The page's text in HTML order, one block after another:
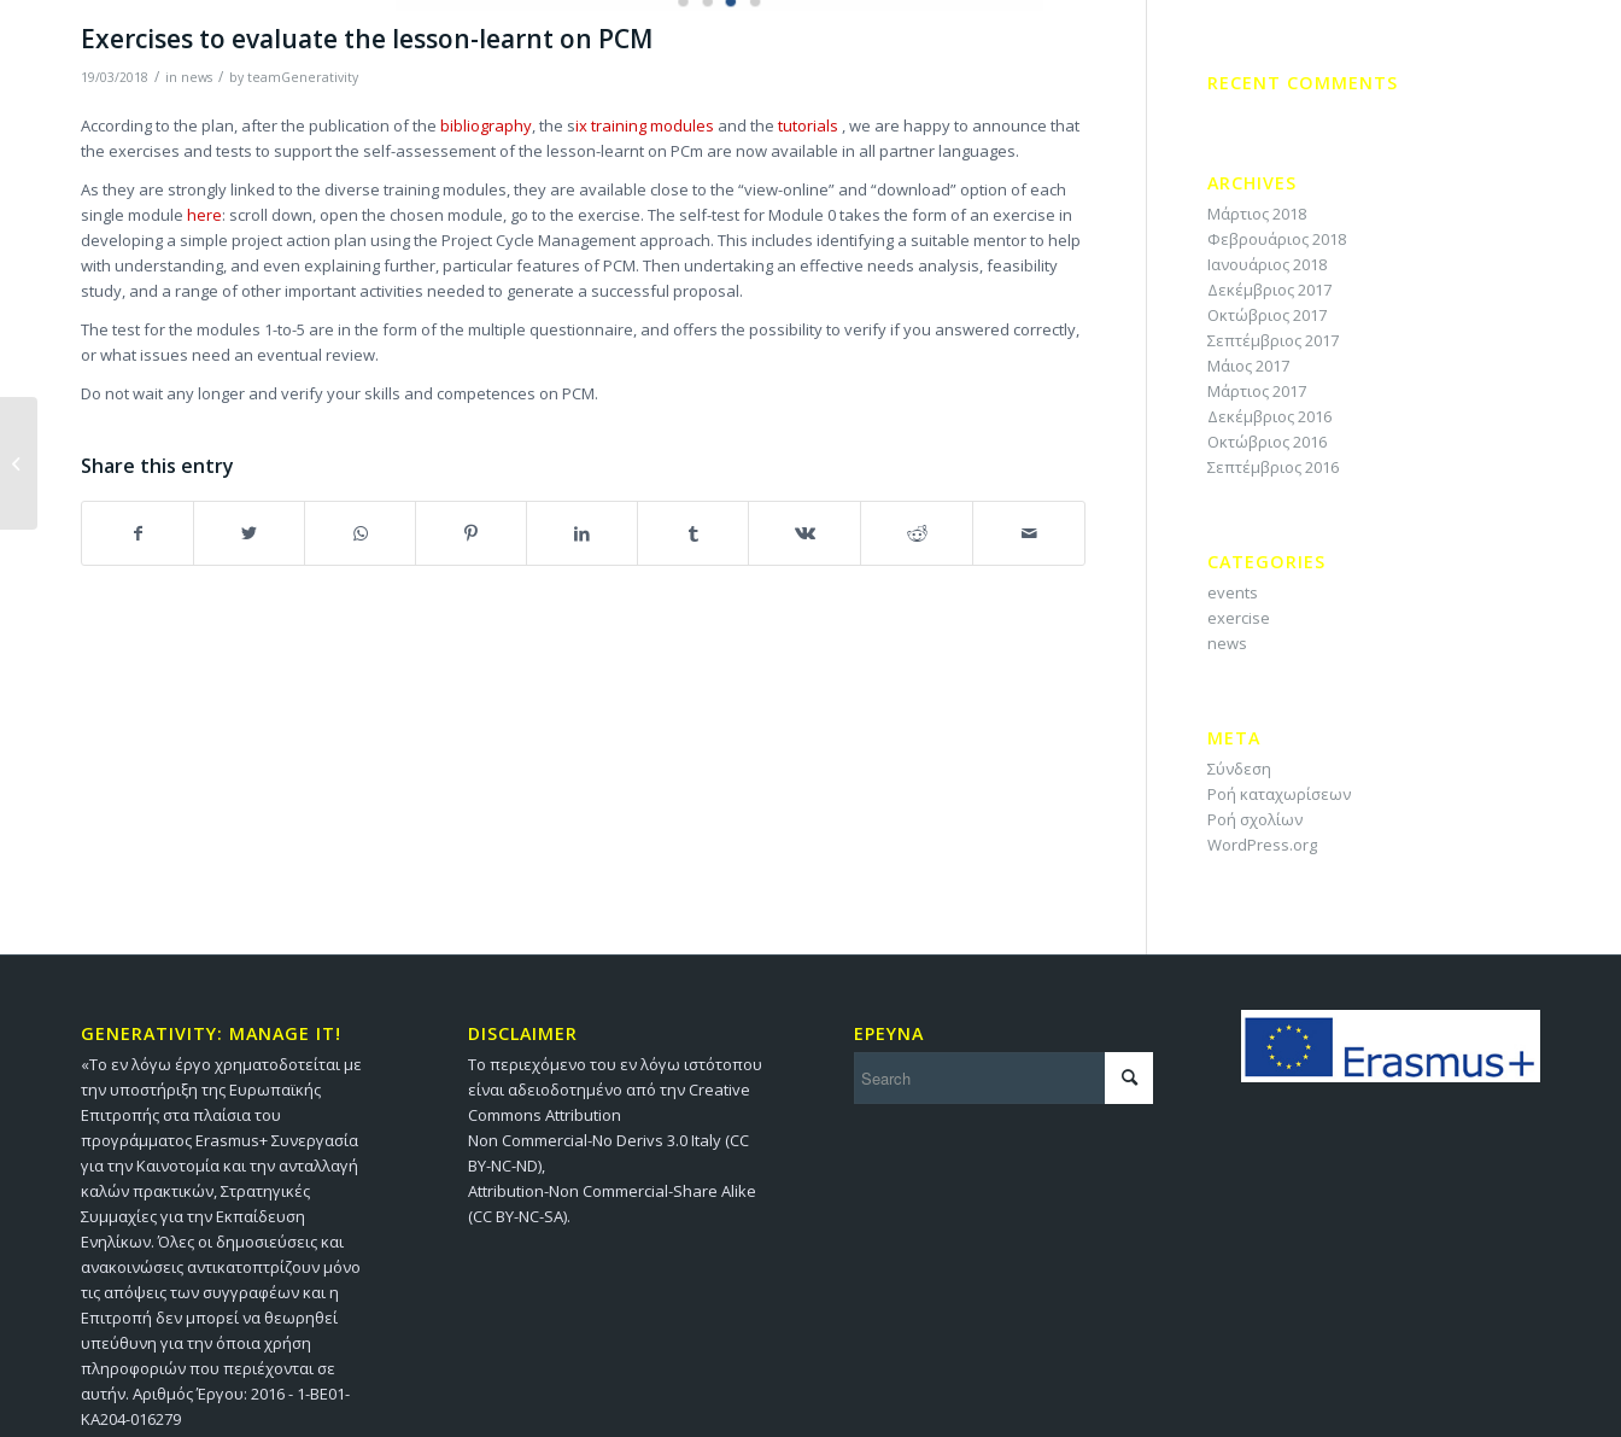
Exercises to evaluate the lesson-learnt on PCM
19/03/2018 / in news / by teamGenerativity
According to the plan, after the publication of the bibliography, the six training modules and the tutorials , we are happy to announce that
the exercises and tests to support the self-assessement of the lesson-learnt on PCm are now available in all partner languages.
As they are strongly linked to the diverse training modules, they are available close to the “view-online” and “download” option of each
single module here: scroll down, open the chosen module, go to the exercise. The self-test for Module 0 takes the form of an exercise in
developing a simple project action plan using the Project Cycle Management approach. This includes identifying a suitable mentor to help
with understanding, and even explaining further, particular features of PCM. Then undertaking an effective needs analysis, feasibility
study, and a range of other important activities needed to generate a successful proposal.
The test for the modules 1-to-5 are in the form of the multiple questionnaire, and offers the possibility to verify if you answered correctly,
or what issues need an eventual review.
Do not wait any longer and verify your skills and competences on PCM.
Share this entry
RECENT COMMENTS
ARCHIVES
Μάρτιος 2018
Φεβρουάριος 2018
Ιανουάριος 2018
Δεκέμβριος 2017
Οκτώβριος 2017
Σεπτέμβριος 2017
Μάιος 2017
Μάρτιος 2017
Δεκέμβριος 2016
Οκτώβριος 2016
Σεπτέμβριος 2016
CATEGORIES
events
exercise
news
META
Σύνδεση
Ροή καταχωρίσεων
Ροή σχολίων
WordPress.org
GENERATIVITY: MANAGE IT!
«Το εν λόγω έργο χρηματοδοτείται με
την υποστήριξη της Ευρωπαϊκής
Επιτροπής στα πλαίσια του
προγράμματος Erasmus+ Συνεργασία
για την Καινοτομία και την ανταλλαγή
καλών πρακτικών, Στρατηγικές
Συμμαχίες για την Εκπαίδευση
Ενηλίκων. Όλες οι δημοσιεύσεις και
ανακοινώσεις αντικατοπτρίζουν μόνο
τις απόψεις των συγγραφέων και η
Επιτροπή δεν μπορεί να θεωρηθεί
υπεύθυνη για την όποια χρήση
πληροφοριών που περιέχονται σε
αυτήν. Αριθμός Έργου: 2016 - 1-BE01-
KA204-016279
DISCLAIMER
Το περιεχόμενο του εν λόγω ιστότοπου
είναι αδειοδοτημένο από την Creative
Commons Attribution
Non Commercial-No Derivs 3.0 Italy (CC
BY-NC-ND),
Attribution-Non Commercial-Share Alike
(CC BY-NC-SA).
ΕΡΕΥΝΑ
and valorisation of
results;...